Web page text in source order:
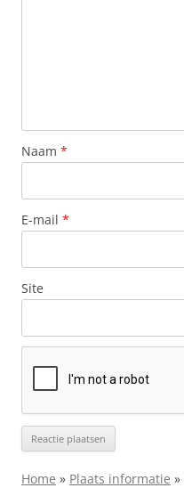
Naam *
E-mail *
Site
Home » Plaats informatie »